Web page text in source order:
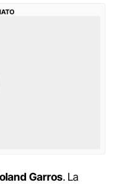
Garros. La